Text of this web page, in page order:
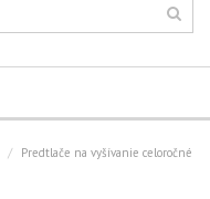
Predtlače na vyšívanie celoročné